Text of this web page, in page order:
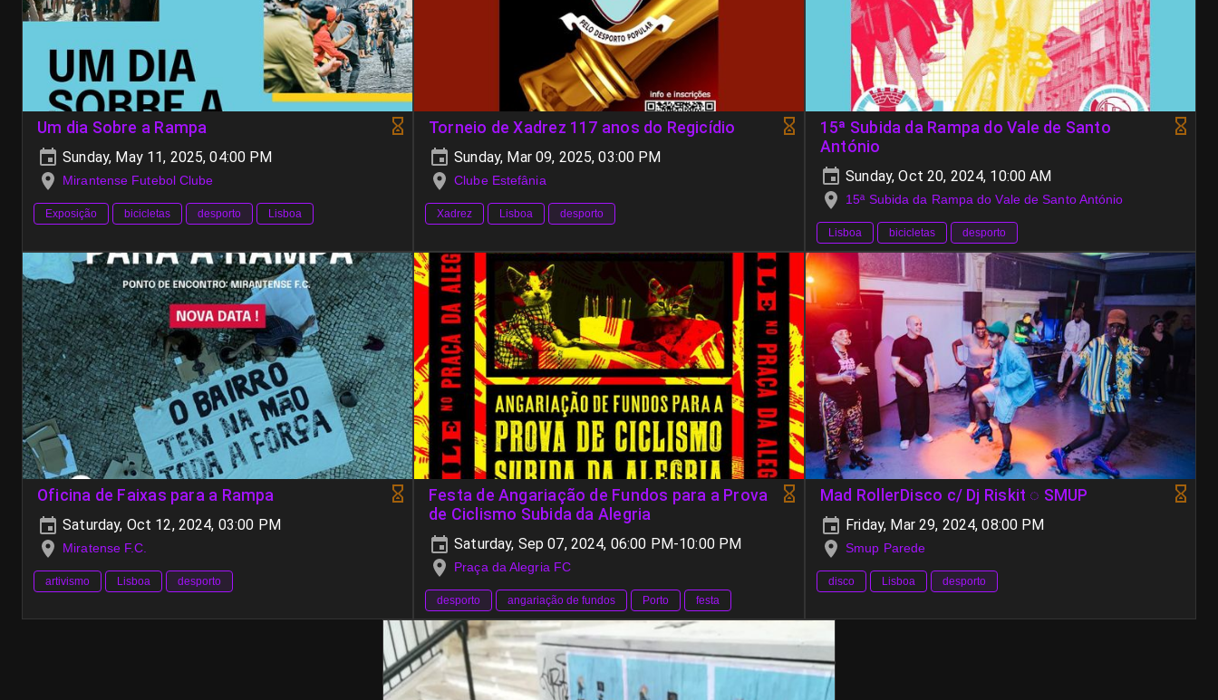
Um dia Sobre a Rampa
Sunday, May 11, 2025, 04:00 PM
Mirantense Futebol Clube
Exposição bicicletas desporto Lisboa
Torneio de Xadrez 117 anos do Regicídio
Sunday, Mar 09, 2025, 03:00 PM
Clube Estefânia
Xadrez Lisboa desporto
15ª Subida da Rampa do Vale de Santo
António
Sunday, Oct 20, 2024, 10:00 AM
15ª Subida da Rampa do Vale de Santo António
Lisboa bicicletas desporto
Oficina de Faixas para a Rampa
Saturday, Oct 12, 2024, 03:00 PM
Miratense F.C.
artivismo Lisboa desporto
Festa de Angariação de Fundos para a Prova
de Ciclismo Subida da Alegria
Saturday, Sep 07, 2024, 06:00 PM-10:00 PM
Praça da Alegria FC
desporto angariação de fundos Porto festa
Mad RollerDisco c/ Dj Riskit ◌ SMUP
Friday, Mar 29, 2024, 08:00 PM
Smup Parede
disco Lisboa desporto